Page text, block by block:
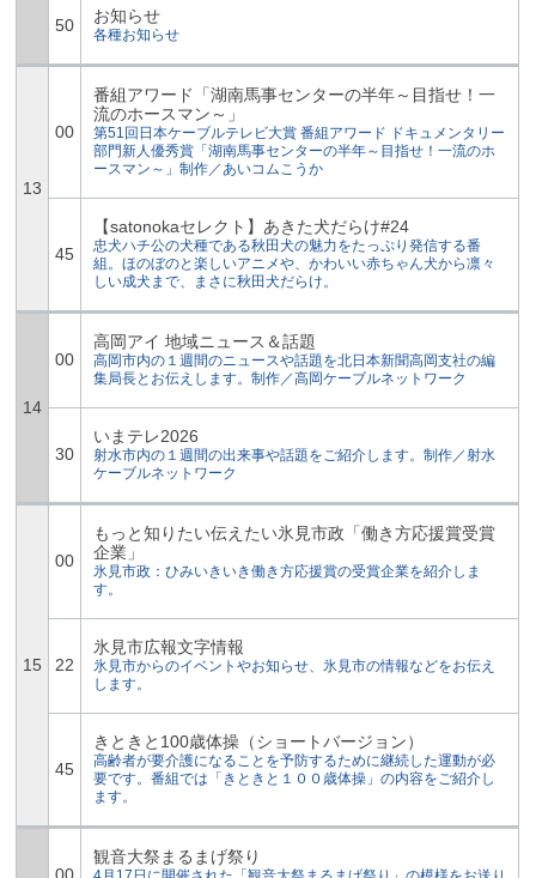
50 お知らせ
各種お知らせ
13
00
番組アワード「湖南馬事センターの半年～目指せ！一
流のホースマン～」
第51回日本ケーブルテレビ大賞 番組アワード ドキュメンタリー
部門新人優秀賞「湖南馬事センターの半年～目指せ！一流のホ
ースマン～」制作／あいコムこうか
45
【satonokaセレクト】あきた犬だらけ#24
忠犬ハチ公の犬種である秋田犬の魅力をたっぷり発信する番
組。ほのぼのと楽しいアニメや、かわいい赤ちゃん犬から凛々
しい成犬まで、まさに秋田犬だらけ。
14
00
高岡アイ 地域ニュース＆話題
高岡市内の１週間のニュースや話題を北日本新聞高岡支社の編
集局長とお伝えします。制作／高岡ケーブルネットワーク
30
いまテレ2026
射水市内の１週間の出来事や話題をご紹介します。制作／射水
ケーブルネットワーク
15
00
もっと知りたい伝えたい氷見市政「働き方応援賞受賞
企業」
氷見市政：ひみいきいき働き方応援賞の受賞企業を紹介しま
す。
22
氷見市広報文字情報
氷見市からのイベントやお知らせ、氷見市の情報などをお伝え
します。
45
きときと100歳体操（ショートバージョン）
高齢者が要介護になることを予防するために継続した運動が必
要です。番組では「きときと１００歳体操」の内容をご紹介し
ます。
観音大祭まるまげ祭り